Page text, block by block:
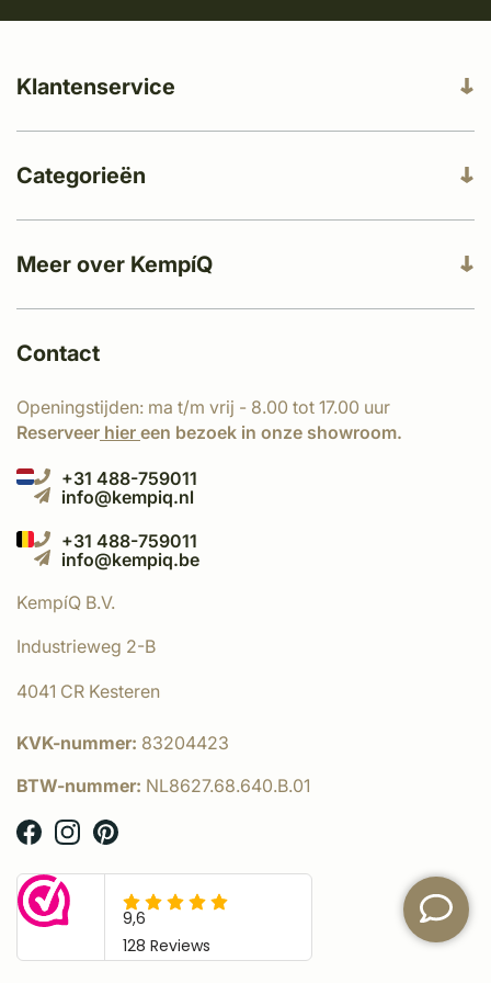
Meer over KempíQ
Klantenservice
Categorieën
Contact
Openingstijden: ma t/m vrij - 8.00 tot 17.00 uur
Reserveer hier een bezoek in onze showroom.
+31 488-759011
info@kempiq.nl
+31 488-759011
info@kempiq.be
KempíQ B.V.
Industrieweg 2-B
4041 CR Kesteren
KVK-nummer: 83204423
BTW-nummer: NL8627.68.640.B.01